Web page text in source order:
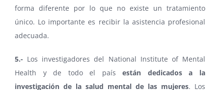
forma diferente por lo que no existe un tratamiento
único. Lo importante es recibir la asistencia profesional
adecuada.
5.- Los investigadores del National Institute of Mental
Health y de todo el país están dedicados a la
investigación de la salud mental de las mujeres. Los